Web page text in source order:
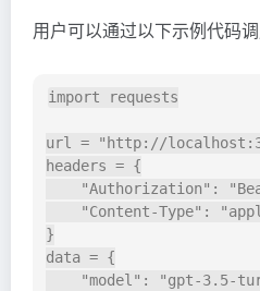
用户可以通过以下示例代码调
import requests
url =
"http://
headers = {
"Authorization" :
"Content-Type" :
}
data = {
"model" : "gpt-3.5-